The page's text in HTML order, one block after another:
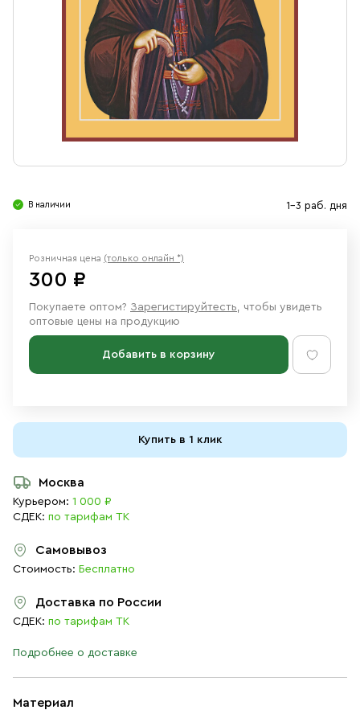
Ювелирные изделия
В наличии 1-3 раб. дня
Материал
Розничная цена (только онлайн *)
300 ₽
Покупаете оптом? Зарегистируйтесть, чтобы увидеть
оптовые цены на продукцию
Добавить в корзину
Купить в 1 клик
Москва
Курьером: 1 000 ₽
СДЕК: по тарифам ТК
Самовывоз
Стоимость: Бесплатно
Доставка по России
СДЕК: по тарифам ТК
Подробнее о доставке